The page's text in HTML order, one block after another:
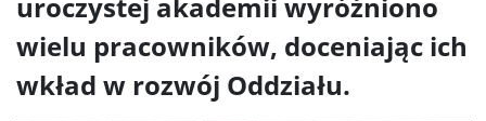
uroczystej akademii wyróżniono
wielu pracowników, doceniając ich
wkład w rozwój Oddziału.